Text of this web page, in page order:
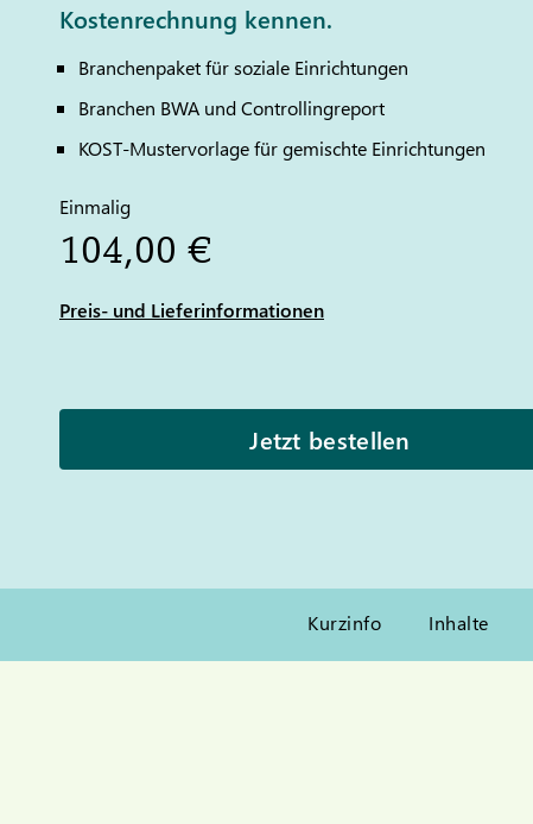
Kostenrechnung kennen.
Branchenpaket für soziale Einrichtungen
Branchen BWA und Controllingreport
KOST-Mustervorlage für gemischte Einrichtungen
Einmalig
104,00 €
Preis- und Lieferinformationen
Jetzt bestellen
Kurzinfo Inhalte